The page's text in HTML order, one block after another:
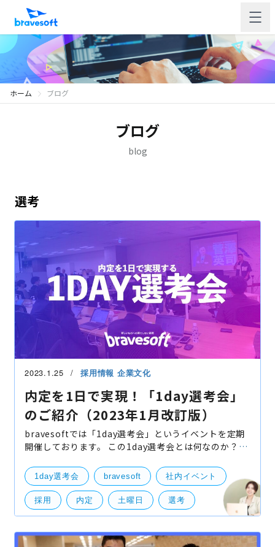
ホーム ブログ
ブログ
blog
選考
2023.1.25 採用情報 企業文化
内定を1日で実現！「1day選考会」
のご紹介（2023年1月改訂版）
bravesoftでは「1day選考会」というイベントを定期
開催しております。 この1day選考会とは何なのか？を
んで字の如く「（土曜日曜の）1Day（1日で）選考（
1day選考会 bravesoft 社内イベント
採用 内定 土曜日 選考